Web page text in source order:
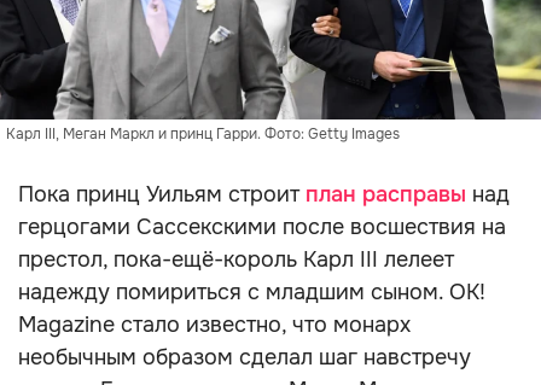
Карл III, Меган Маркл и принц Гарри. Фото: Getty Images
Пока принц Уильям строит план расправы над
герцогами Сассекскими после восшествия на
престол, пока-ещё-король Карл III лелеет
надежду помириться с младшим сыном. OK!
Magazine стало известно, что монарх
необычным образом сделал шаг навстречу